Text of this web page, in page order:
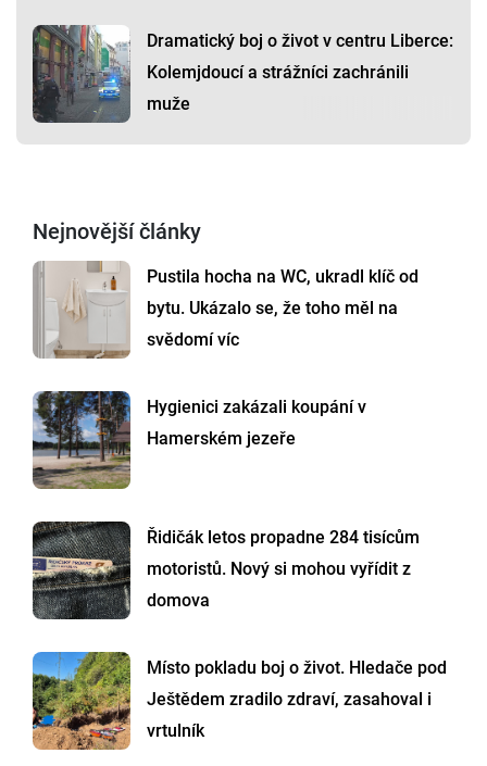
Dramatický boj o život v centru Liberce:
Kolemjdoucí a strážníci zachránili
muže
Nejnovější články
Pustila hocha na WC, ukradl klíč od
bytu. Ukázalo se, že toho měl na
svědomí víc
Hygienici zakázali koupání v
Hamerském jezeře
Řidičák letos propadne 284 tisícům
motoristů. Nový si mohou vyřídit z
domova
Místo pokladu boj o život. Hledače pod
Ještědem zradilo zdraví, zasahoval i
vrtulník